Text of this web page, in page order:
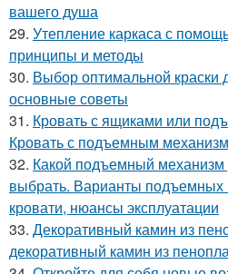
вашего душа
29. Утепление каркаса с
принципы и методы
30. Выбор оптимальной краски
основные советы
31. Кровать с ящиками или
Кровать с подъемным
32. Какой подъемный
выбрать. Варианты подъемных
кровати, нюансы эксплуатации
33. Декоративный камин из
декоративный камин из